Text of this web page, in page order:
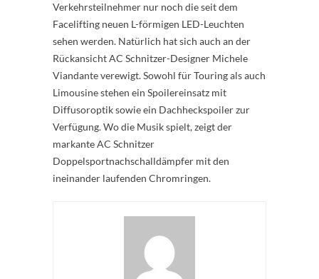
Verkehrsteilnehmer nur noch die seit dem
Facelifting neuen L-förmigen LED-Leuchten
sehen werden. Natürlich hat sich auch an der
Rückansicht AC Schnitzer-Designer Michele
Viandante verewigt. Sowohl für Touring als auch
Limousine stehen ein Spoilereinsatz mit
Diffusoroptik sowie ein Dachheckspoiler zur
Verfügung. Wo die Musik spielt, zeigt der
markante AC Schnitzer
Doppelsportnachschalldämpfer mit den
ineinander laufenden Chromringen.